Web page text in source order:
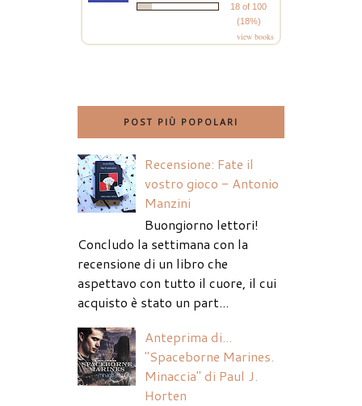
18 of 100
(18%)
view books
POST PIÙ POPOLARI
Recensione: Fate il
vostro gioco - Antonio
Manzini
Buongiorno lettori!
Concludo la settimana con la
recensione di un libro che
aspettavo con tutto il cuore, il cui
acquisto è stato un part...
Anteprima di...
"Spaceborne Marines.
Minaccia" di Paul J.
Horten